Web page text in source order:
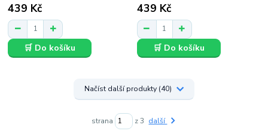
439 Kč
🛒 Do košíku
439 Kč
🛒 Do košíku
Načíst další produkty (40)
strana z 3 další